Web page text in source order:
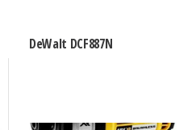
DeWalt DCF887N